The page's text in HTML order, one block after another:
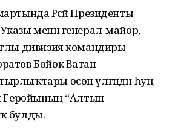
Рәсәй Президенты
менән генерал-майор,
дивизия командиры
Бөйөк Ватан
өсөн үлгәндән һуң
Геройының “Алтын
булды.